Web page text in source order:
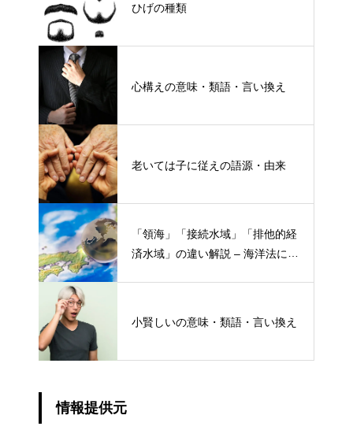
ひげの種類
心構えの意味・類語・言い換え
老いては子に従えの語源・由来
「領海」「接続水域」「排他的経
済水域」の違い解説 – 海洋法にお
小賢しいの意味・類語・言い換え
情報提供元